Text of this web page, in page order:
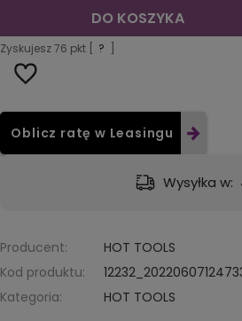
DO KOSZYKA
Zyskujesz76 pkt [ ?
Oblicz ratę w Leasingu
Wysyłka w:
Producent:
HOT TOOLS
Kod produktu:
Kategoria:
HOT TOOLS